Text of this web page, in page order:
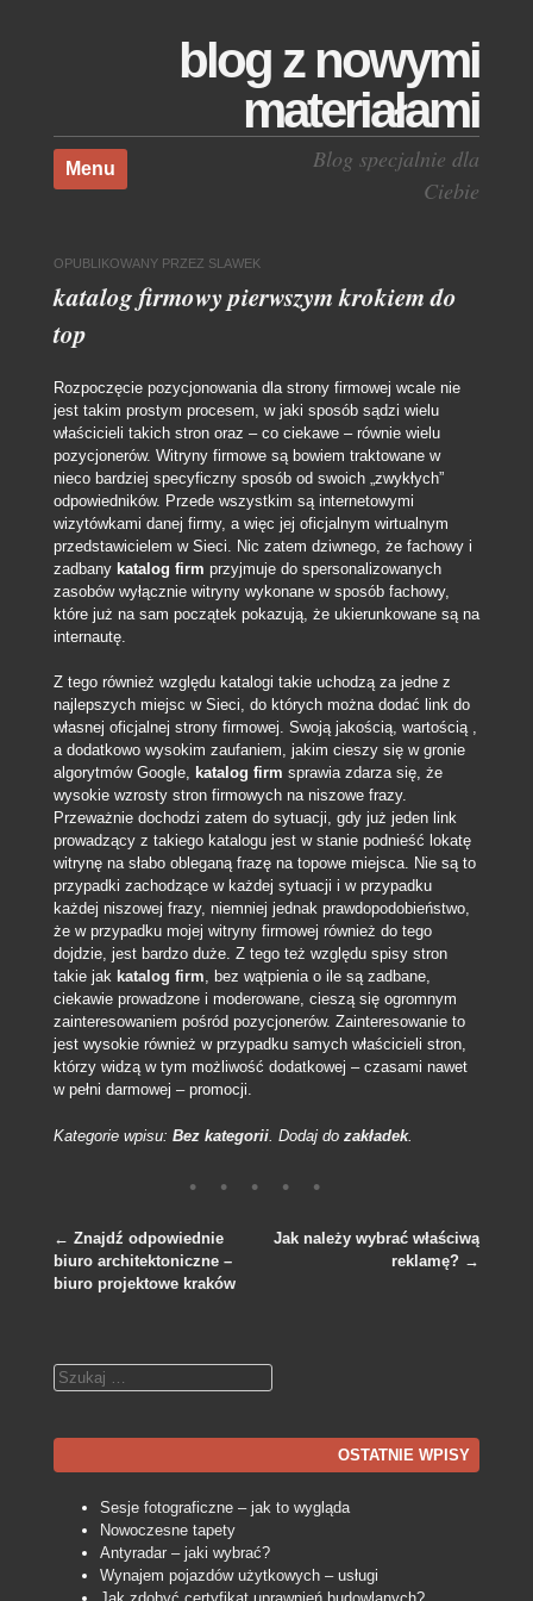
blog z nowymi
materiałami
Blog specjalnie dla
Ciebie
Menu
Skocz do treści
OPUBLIKOWANY PRZEZ SLAWEK
katalog firmowy pierwszym krokiem do
top
Rozpoczęcie pozycjonowania dla strony firmowej wcale nie
jest takim prostym procesem, w jaki sposób sądzi wielu
właścicieli takich stron oraz – co ciekawe – równie wielu
pozycjonerów. Witryny firmowe są bowiem traktowane w
nieco bardziej specyficzny sposób od swoich „zwykłych”
odpowiedników. Przede wszystkim są internetowymi
wizytówkami danej firmy, a więc jej oficjalnym wirtualnym
przedstawicielem w Sieci. Nic zatem dziwnego, że fachowy i
zadbany katalog firm przyjmuje do spersonalizowanych
zasobów wyłącznie witryny wykonane w sposób fachowy,
które już na sam początek pokazują, że ukierunkowane są na
internautę.
Z tego również względu katalogi takie uchodzą za jedne z
najlepszych miejsc w Sieci, do których można dodać link do
własnej oficjalnej strony firmowej. Swoją jakością, wartością ,
a dodatkowo wysokim zaufaniem, jakim cieszy się w gronie
algorytmów Google, katalog firm sprawia zdarza się, że
wysokie wzrosty stron firmowych na niszowe frazy.
Przeważnie dochodzi zatem do sytuacji, gdy już jeden link
prowadzący z takiego katalogu jest w stanie podnieść lokatę
witrynę na słabo obleganą frazę na topowe miejsca. Nie są to
przypadki zachodzące w każdej sytuacji i w przypadku
każdej niszowej frazy, niemniej jednak prawdopodobieństwo,
że w przypadku mojej witryny firmowej również do tego
dojdzie, jest bardzo duże. Z tego też względu spisy stron
takie jak katalog firm, bez wątpienia o ile są zadbane,
ciekawie prowadzone i moderowane, cieszą się ogromnym
zainteresowaniem pośród pozycjonerów. Zainteresowanie to
jest wysokie również w przypadku samych właścicieli stron,
którzy widzą w tym możliwość dodatkowej – czasami nawet
w pełni darmowej – promocji.
Kategorie wpisu: Bez kategorii. Dodaj do zakładek.
Nawigacja po wpisach
← Znajdź odpowiednie
biuro architektoniczne –
biuro projektowe kraków
Jak należy wybrać właściwą
reklamę? →
Szukaj
OSTATNIE WPISY
Sesje fotograficzne – jak to wygląda
Nowoczesne tapety
Antyradar – jaki wybrać?
Wynajem pojazdów użytkowych – usługi
Jak zdobyć certyfikat uprawnień budowlanych?